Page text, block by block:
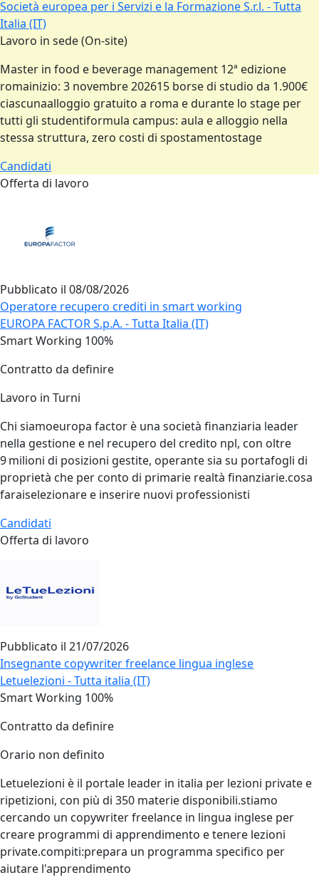
Società europea per i Servizi e la Formazione S.r.l. - Tutta
Italia (IT)
Lavoro in sede (On-site)
Master in food e beverage management 12ª edizione
romainizio: 3 novembre 202615 borse di studio da 1.900€
ciascunaalloggio gratuito a roma e durante lo stage per
tutti gli studentiformula campus: aula e alloggio nella
stessa struttura, zero costi di spostamentostage
Candidati
Offerta di lavoro
Pubblicato il 08/08/2026
Operatore recupero crediti in smart working
EUROPA FACTOR S.p.A. - Tutta Italia (IT)
Smart Working 100%
Contratto da definire
Lavoro in Turni
Chi siamoeuropa factor è una società finanziaria leader
nella gestione e nel recupero del credito npl, con oltre
9 milioni di posizioni gestite, operante sia su portafogli di
proprietà che per conto di primarie realtà finanziarie.cosa
faraiselezionare e inserire nuovi professionisti
Candidati
Offerta di lavoro
Pubblicato il 21/07/2026
Insegnante copywriter freelance lingua inglese
Letuelezioni - Tutta italia (IT)
Smart Working 100%
Contratto da definire
Orario non definito
Letuelezioni è il portale leader in italia per lezioni private e
ripetizioni, con più di 350 materie disponibili.stiamo
cercando un copywriter freelance in lingua inglese per
creare programmi di apprendimento e tenere lezioni
private.compiti:prepara un programma specifico per
aiutare l'apprendimento